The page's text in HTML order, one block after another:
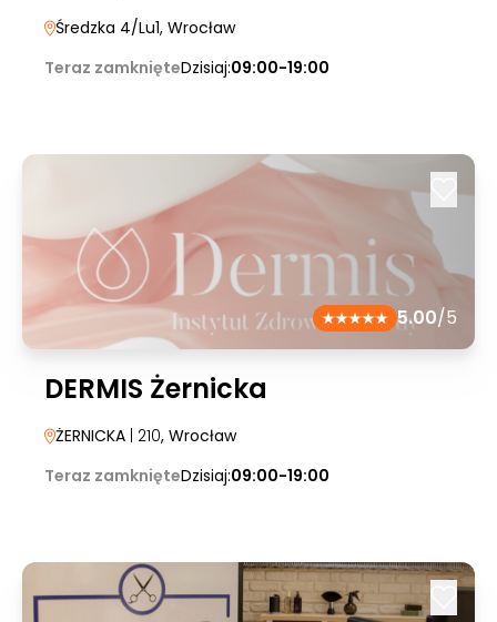
Średzka 4/Lu1, Wrocław
Teraz zamknięteDzisiaj:09:00-19:00
5.00/5
DERMIS Żernicka
ŻERNICKA | 210, Wrocław
Teraz zamknięteDzisiaj:09:00-19:00